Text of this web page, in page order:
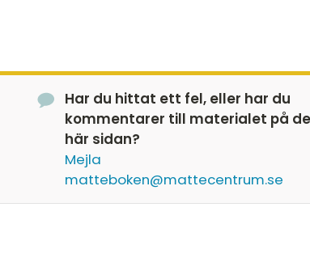
Har du hittat ett fel, eller har du
kommentarer till materialet på
här sidan?
Mejla
matteboken@mattecentrum.se